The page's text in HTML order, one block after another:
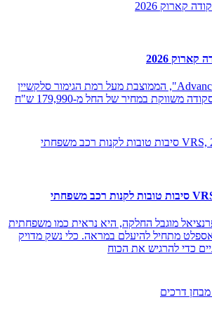
2026
רמת הגימור החדשה "Advance", הממוצבת מעל רמת הגימור סלקשיין
משווקת במחיר של החל מ-179,990 ש"ח
ודיפרנציאל מוגבל החלקה, היא נראית כמו משפחתית
מתחיל להיעלם במראה. כלי נשק מדויק
כדי להרגיש את הכוח